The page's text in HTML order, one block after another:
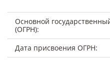
Основной
(ОГРН):
Дата присвоения ОГРН: